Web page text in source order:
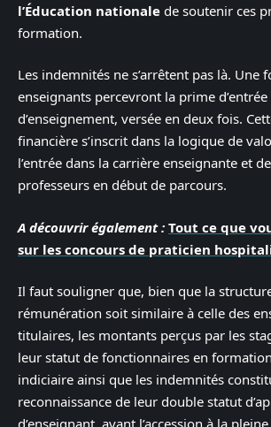
l’Éducation nationale de soutenir ces
formation.
Les indemnités ne s’arrêtent pas là. Une
enseignants percevront la prime
d’enseignement, versée en deux fois.
financière s’inscrit dans la logique de
l’entrée dans la carrière enseignante et
professeurs en début de parcours.
A découvrir également : Tout ce que
sur les concours de praticien
Il faut souligner que, bien que la
rémunération soit similaire à celle des
titulaires, les montants perçus par les
leur statut de fonctionnaires en
indiciaire ainsi que les indemnités
reconnaissance de leur double statut